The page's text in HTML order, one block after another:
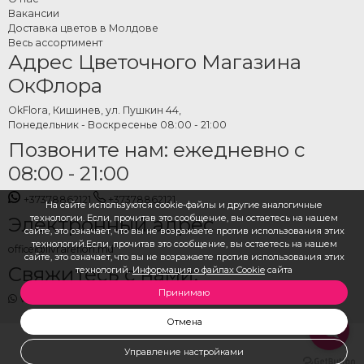
На сайте используются cookie-файлы и другие аналогичные
технологии. Если, прочитав это сообщение, вы остаетесь на нашем
сайте, это означает, что вы не возражаете против использования этих
технологий.Если, прочитав это сообщение, вы остаетесь на нашем
сайте, это означает, что вы не возражаете против использования этих
технологий.Информация о файлах Cookie сайта
Принимаю
Отмена
Управление настройками
вида. Сорта с махровыми цветами или бахромчатыми лепестками
спросом. Коробка или корзина, в которой они представлены, дополняет
итоговый вид и делает продукт готовым к вручению сразу.
Как заказать тюльпаны в
коробке или корзине
онлайн
На сайте OkFlora представлена полная коллекция арanjamentов с
тюльпанами в коробках и корзинах для прямого заказа. Выберите модель
и предпочтительное цветовое сочетание, укажите адрес и дату доставки —
OkFlora подготовит и доставит. Весна в коробке, доставленная вовремя.
Вакансии
Доставка цветов в Молдове
Весь ассортимент
Адрес Цветочного Магазина
ОкФлора
OkFlora, Кишинев, ул. Пушкин 44,
Понедельник - Воскресенье 08:00 - 21:00
Позвоните нам: ежедневно с
08:00 - 21:00
+37378862121 +37378862121
Электронный адрес
office@livrareflori.md
Свяжитесь с нами:
whatsapp